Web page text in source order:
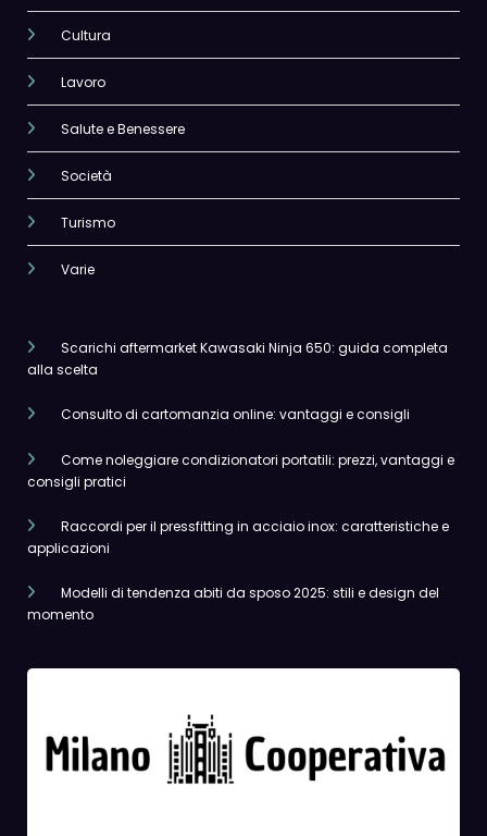
Cultura
Lavoro
Salute e Benessere
Società
Turismo
Varie
Scarichi aftermarket Kawasaki Ninja 650: guida completa
alla scelta
Consulto di cartomanzia online: vantaggi e consigli
Come noleggiare condizionatori portatili: prezzi, vantaggi e
consigli pratici
Raccordi per il pressfitting in acciaio inox: caratteristiche e
applicazioni
Modelli di tendenza abiti da sposo 2025: stili e design del
momento